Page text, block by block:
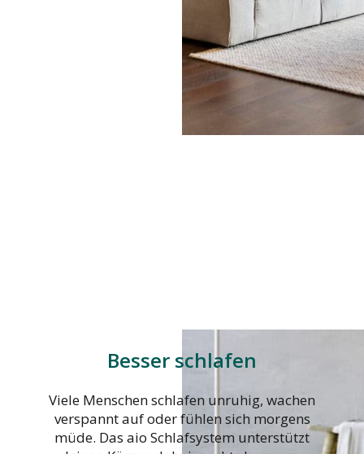
Besser schlafen
Viele Menschen schlafen unruhig, wachen
verspannt auf oder fühlen sich morgens
müde. Das aio Schlafsystem unterstützt